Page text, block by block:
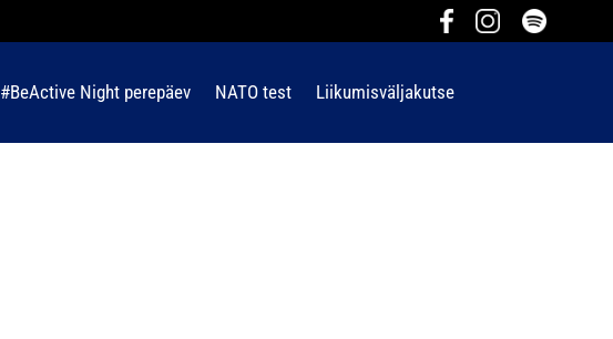
#BeActive Night perepäev NATO test Liikumisväljakutse